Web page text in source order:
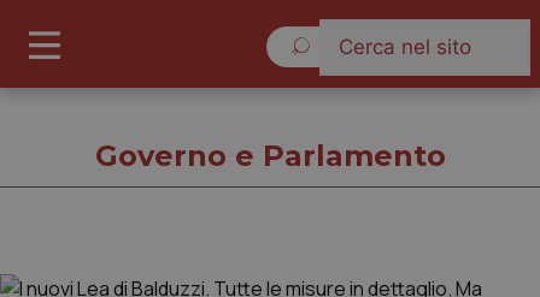
Governo e Parlamento